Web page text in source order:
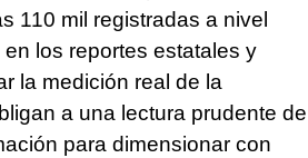
110 mil registradas a nivel
los reportes estatales y
la medición real de la
a una lectura prudente de
para dimensionar con